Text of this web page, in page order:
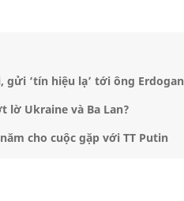
‘tín hiệu lạ’ tới ông Erdogan
lờ Ukraine và Ba Lan?
cho cuộc gặp với TT Putin